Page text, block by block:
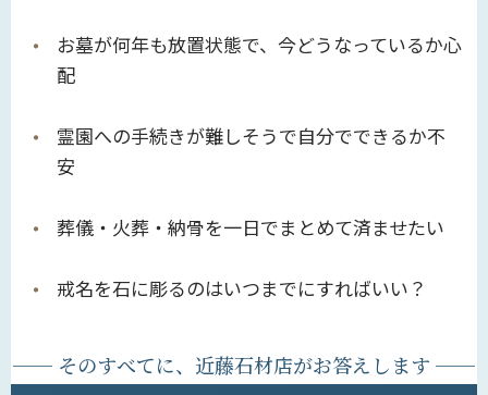
お墓が何年も放置状態で、今どうなっているか心
配
霊園への手続きが難しそうで自分でできるか不
安
葬儀・火葬・納骨を一日でまとめて済ませたい
戒名を石に彫るのはいつまでにすればいい？
── そのすべてに、近藤石材店がお答えします ──